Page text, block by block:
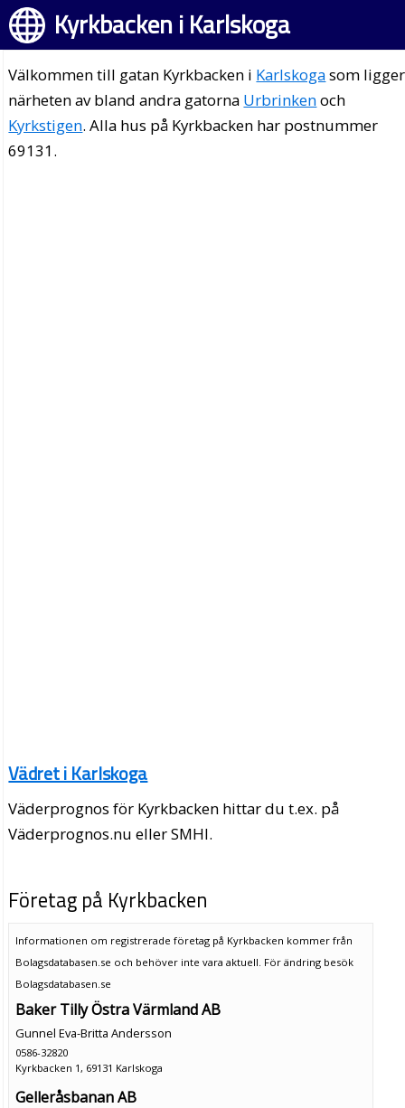
Kyrkbacken i Karlskoga
Välkommen till gatan Kyrkbacken i Karlskogasom
närheten av bland andra gatorna Urbrinkenoch
Kyrkstigen. Alla hus på Kyrkbacken har postnummer
69131.
Vädret i Karlskoga
Väderprognos för Kyrkbacken hittar du t.ex. på
Väderprognos.nu eller SMHI.
Företag på Kyrkbacken
Informationen om registrerade företag på Kyrkbacken kommer från
Bolagsdatabasen.se och behöver inte vara aktuell. För ändring besök
Bolagsdatabasen.se
Baker Tilly Östra Värmland AB
Gunnel Eva-Britta Andersson
0586-32820
Kyrkbacken 1, 69131 Karlskoga
Gelleråsbanan AB